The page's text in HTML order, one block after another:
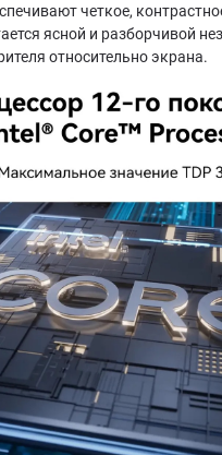
четкое,
ясной и разборчивой
относительно экрана.